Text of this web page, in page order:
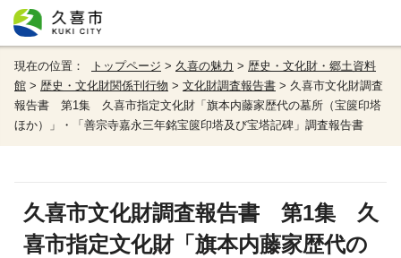
現在の位置： トップページ > 久喜の魅力 > 歴史・文化財・郷土資料
館 > 歴史・文化財関係刊行物 > 文化財調査報告書 > 久喜市文化財調査
報告書 第1集 久喜市指定文化財「旗本内藤家歴代の墓所（宝篋印塔
ほか）」・「善宗寺嘉永三年銘宝篋印塔及び宝塔記碑」調査報告書
久喜市文化財調査報告書 第1集 久
喜市指定文化財「旗本内藤家歴代の